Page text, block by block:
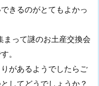
きるのがとてもよかっ
まって謎のお土産交換会
。
があるようでしたらご
してどうでしょうか？